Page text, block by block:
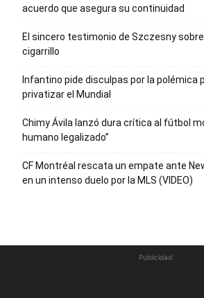
acuerdo que asegura su continuidad
El sincero testimonio de Szczesny
cigarrillo
Infantino pide disculpas por la polémica
privatizar el Mundial
Chimy Ávila lanzó dura crítica al fútbol
humano legalizado”
CF Montréal rescata un empate ante
en un intenso duelo por la MLS (VIDEO)
Publicidad